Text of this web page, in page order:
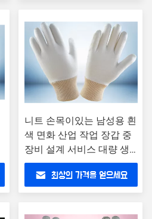
니트 손목이있는 남성용 흰
색 면화 산업 작업 장갑 중
장비 설계 서비스 대량 생
산 무료 금형 비용
최상의 가격을 얻으세요